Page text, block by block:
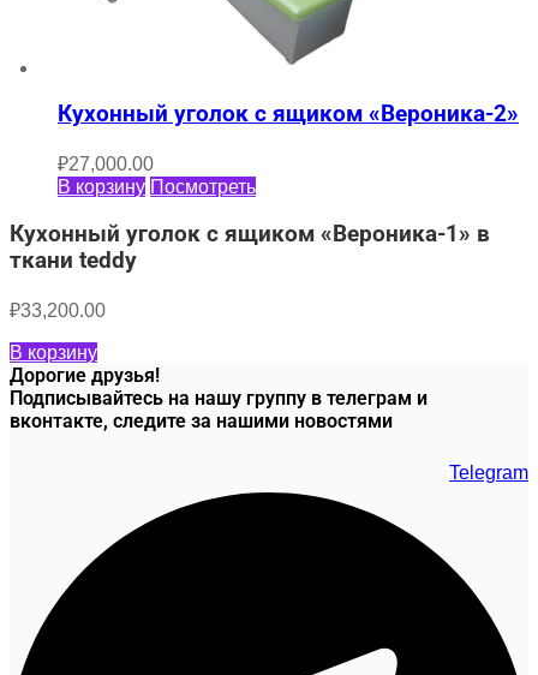
Кухонный уголок с ящиком «Вероника-2»
₽27,000.00
В корзину Посмотреть
Кухонный уголок с ящиком «Вероника-1» в
ткани teddy
₽33,200.00
В корзину
Дорогие друзья!
Подписывайтесь на нашу группу в телеграм и
вконтакте, следите за нашими новостями
Telegram